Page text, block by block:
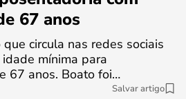
67 anos
circula nas redes sociais
mínima para
67 anos. Boato foi…
Salvar artigo